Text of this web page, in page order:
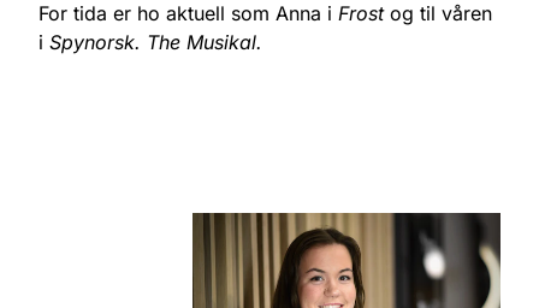
For tida er ho aktuell som Anna i Frostog til våren
i Spynorsk. The Musikal.